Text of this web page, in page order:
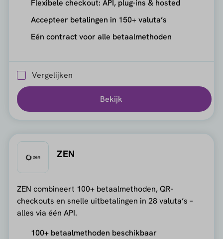
Flexibele checkout: API, plug-ins & hosted
Accepteer betalingen in 150+ valuta’s
Eén contract voor alle betaalmethoden
Vergelijken
Bekijk
ZEN
ZEN combineert 100+ betaalmethoden, QR-
checkouts en snelle uitbetalingen in 28 valuta’s –
alles via één API.
100+ betaalmethoden beschikbaar